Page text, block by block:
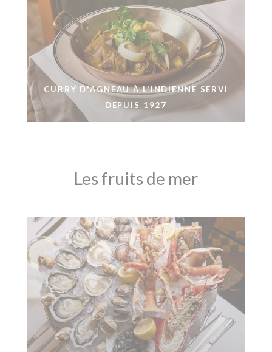
CURRY D'AGNEAU À L'INDIENNE SERVI
DEPUIS 1927
Les fruits de mer